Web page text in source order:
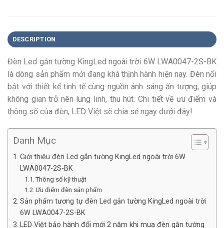
DESCRIPTION
Đèn Led gắn tường KingLed ngoài trời 6W LWA0047-2S-BK
là dòng sản phẩm mới đang khá thịnh hành hiện nay. Đèn nổi
bật với thiết kế tinh tế cùng nguồn ánh sáng ấn tượng, giúp
không gian trở nên lung linh, thu hút. Chi tiết về ưu điểm và
thông số của đèn, LED Việt sẽ chia sẻ ngay dưới đây!
Danh Mục
Giới thiệu đèn Led gắn tường KingLed ngoài trời 6W
LWA0047-2S-BK
Thông số kỹ thuật
Ưu điểm đèn sản phẩm
Sản phẩm tương tự đèn Led gắn tường KingLed ngoài trời
6W LWA0047-2S-BK
LED Việt bảo hành đổi mới 2 năm khi mua đèn gắn tường